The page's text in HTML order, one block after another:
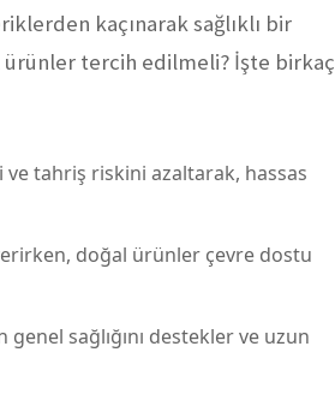
kaçınarak sağlıklı bir
ürünler tercih edilmeli? İşte birkaç
tahriş riskini azaltarak, hassas
doğal ürünler çevre dostu
sağlığını destekler ve uzun